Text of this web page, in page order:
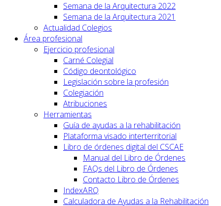
Semana de la Arquitectura 2022
Semana de la Arquitectura 2021
Actualidad Colegios
Área profesional
Ejercicio profesional
Carné Colegial
Código deontológico
Legislación sobre la profesión
Colegiación
Atribuciones
Herramientas
Guía de ayudas a la rehabilitación
Plataforma visado interterritorial
Libro de órdenes digital del CSCAE
Manual del Libro de Órdenes
FAQs del Libro de Órdenes
Contacto Libro de Órdenes
IndexARQ
Calculadora de Ayudas a la Rehabilitación